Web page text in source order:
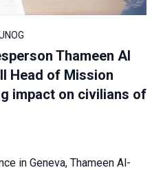
Thameen Al
Head of Mission
impact on civilians of
in Geneva, Thameen Al-